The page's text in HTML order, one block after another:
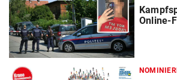
Online-